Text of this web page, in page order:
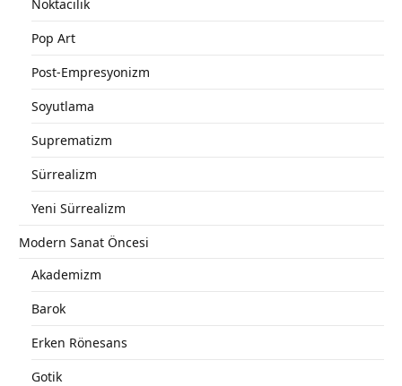
Noktacılık
Pop Art
Post-Empresyonizm
Soyutlama
Suprematizm
Sürrealizm
Yeni Sürrealizm
Modern Sanat Öncesi
Akademizm
Barok
Erken Rönesans
Gotik